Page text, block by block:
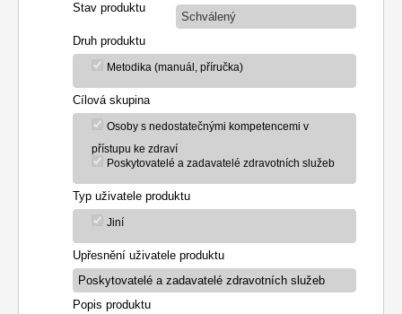
Stav produktu
Schválený
Druh produktu
Metodika (manuál, příručka)
Cílová skupina
Osoby s nedostatečnými kompetencemi v
přístupu ke zdraví
Poskytovatelé a zadavatelé zdravotních služeb
Typ uživatele produktu
Jiní
Upřesnění uživatele produktu
Popis produktu